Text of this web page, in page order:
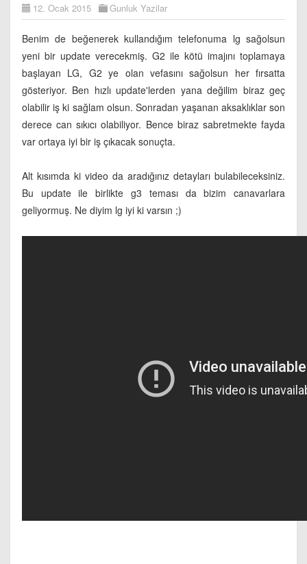
12. Ocak 2015 Gunluk Yazilar
Benim de beğenerek kullandığım telefonuma lg sağolsun
yeni bir update verecekmiş. G2 ile kötü imajını toplamaya
başlayan LG, G2 ye olan vefasını sağolsun her fırsatta
gösteriyor. Ben hızlı update'lerden yana değilim biraz geç
olabilir iş ki sağlam olsun. Sonradan yaşanan aksaklıklar son
derece can sıkıcı olabiliyor. Bence biraz sabretmekte fayda
var ortaya iyi bir iş çıkacak sonuçta.
Alt kısımda ki video da aradığınız detayları bulabileceksiniz.
Bu update ile birlikte g3 teması da bizim canavarlara
geliyormuş. Ne diyim lg iyi ki varsın ;)